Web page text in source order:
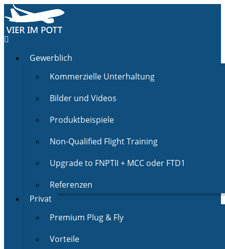
Gewerblich
Kommerzielle Unterhaltung
Bilder und Videos
Produktbeispiele
Non-Qualified Flight Training
Upgrade to FNPTII + MCC oder FTD1
Referenzen
Privat
Premium Plug & Fly
Vorteile